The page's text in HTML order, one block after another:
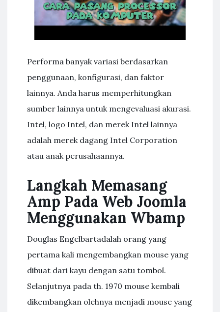
Performa banyak variasi berdasarkan
penggunaan, konfigurasi, dan faktor
lainnya. Anda harus memperhitungkan
sumber lainnya untuk mengevaluasi akurasi.
Intel, logo Intel, dan merek Intel lainnya
adalah merek dagang Intel Corporation
atau anak perusahaannya.
Langkah Memasang
Amp Pada Web Joomla
Menggunakan Wbamp
Douglas Engelbartadalah orang yang
pertama kali mengembangkan mouse yang
dibuat dari kayu dengan satu tombol.
Selanjutnya pada th. 1970 mouse kembali
dikembangkan olehnya menjadi mouse yang